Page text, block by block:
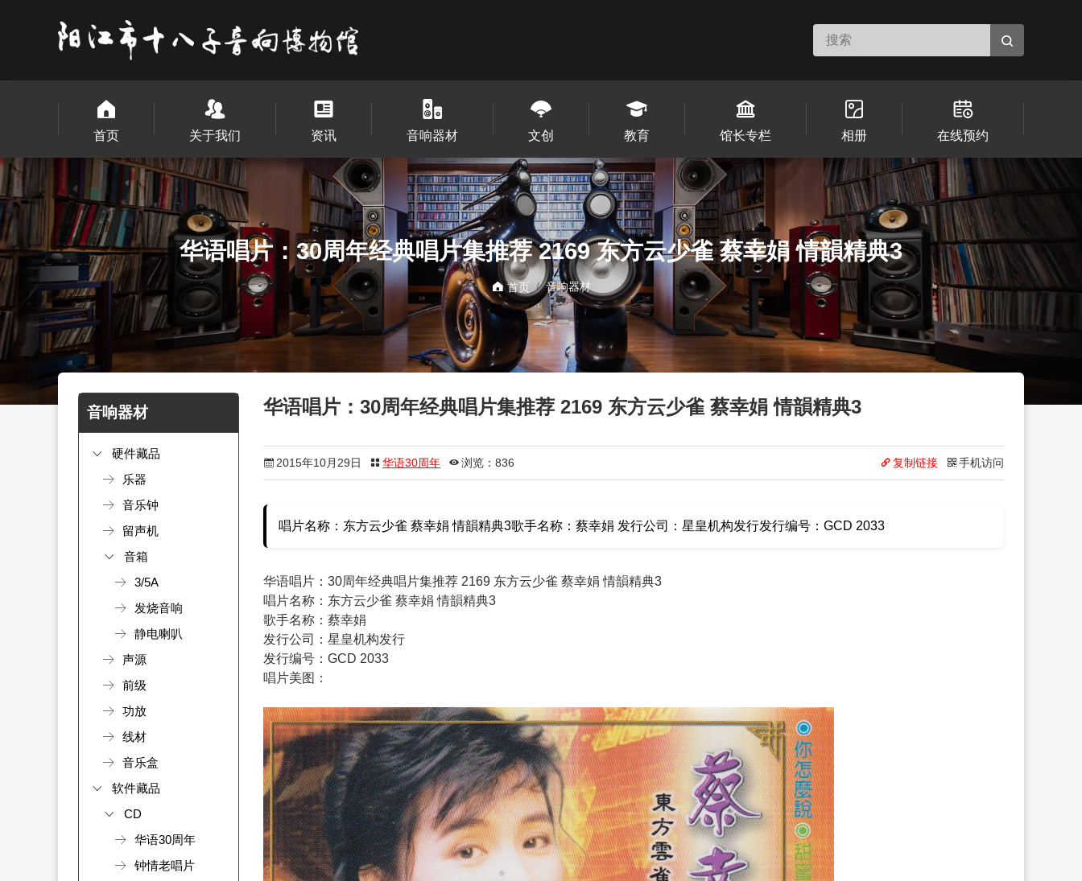
首页 关于我们 资讯 音响器材 文创 教育 馆长专栏 相册 在线预约
华语唱片：30周年经典唱片集推荐 2169 东方云少雀 蔡幸娟 情韻精典3
首页 音响器材
音响器材
硬件藏品
乐器
音乐钟
留声机
音箱
3/5A
发烧音响
静电喇叭
声源
前级
功放
线材
音乐盒
软件藏品
CD
华语30周年
钟情老唱片
华语唱片：30周年经典唱片集推荐 2169 东方云少雀 蔡幸娟 情韻精典3
2015年10月29日 华语30周年 浏览：836 复制链接 手机访问
唱片名称：东方云少雀 蔡幸娟 情韻精典3歌手名称：蔡幸娟 发行公司：星皇机构发行发行编号：GCD 2033
华语唱片：30周年经典唱片集推荐 2169 东方云少雀 蔡幸娟 情韻精典3
唱片名称：东方云少雀 蔡幸娟 情韻精典3
歌手名称：蔡幸娟
发行公司：星皇机构发行
发行编号：GCD 2033
唱片美图：